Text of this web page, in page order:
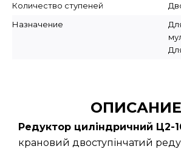
Количество ступеней
Назначение
ОПИСАНИЕ
Редуктор циліндричний Ц2-
крановий двоступінчатий